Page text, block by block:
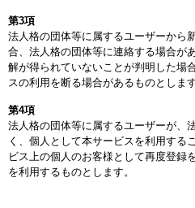
第3項
法人格の団体等に属するユーザーから
合、法人格の団体等に連絡する場合が
解が得られていないことが判明した場
スの利用を断る場合があるものとします
第4項
法人格の団体等に属するユーザーが、
く、個人として本サービスを利用する
ビス上の個人のお客様として再度登録
を利用するものとします。